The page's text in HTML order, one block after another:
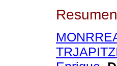
Resumen